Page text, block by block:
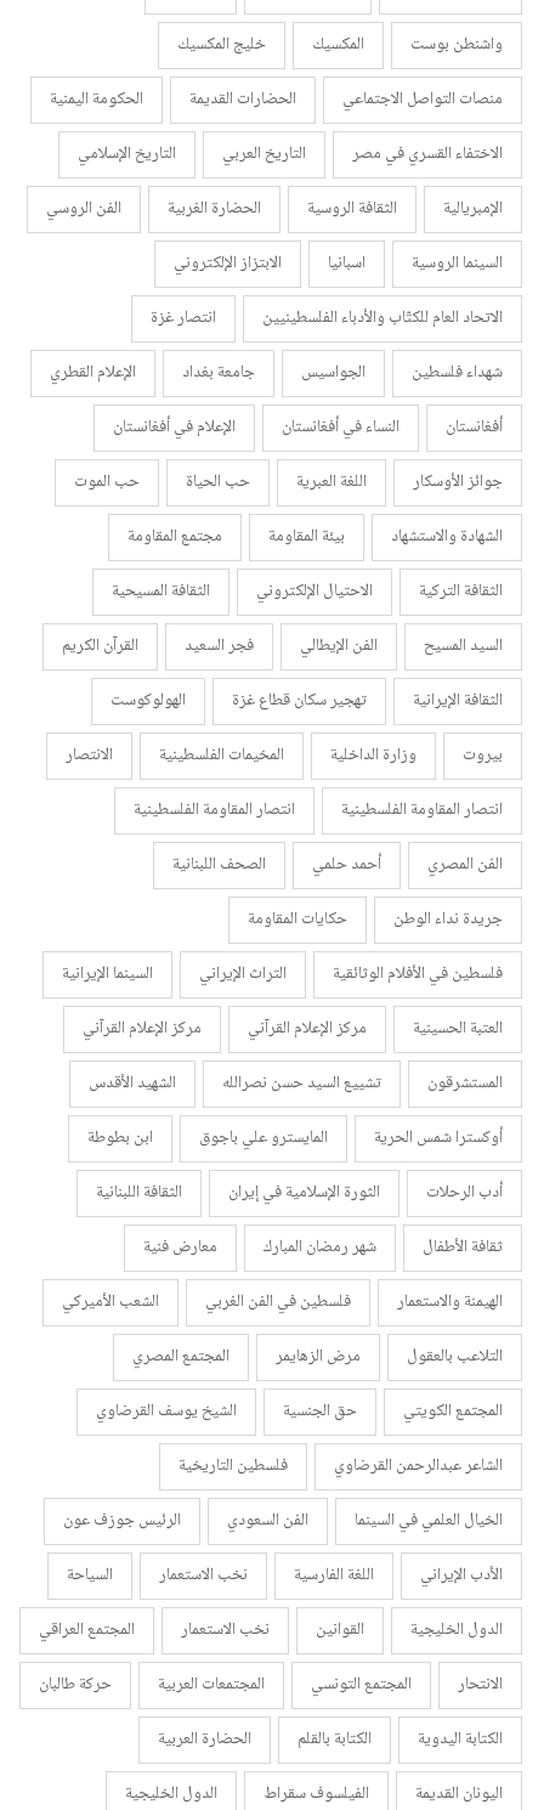
واشنطن بوست
المكسيك
خليج المكسيك
منصات التواصل الاجتماعي
الحضارات القديمة
الحكومة اليمنية
الاختفاء القسري في مصر
التاريخ العربي
التاريخ الإسلامي
الإمبريالية
الثقافة الروسية الحضارة الغربية
الفن الروسي
السينما الروسية
اسبانيا
الابتزاز الإلكتروني
الاتحاد العام للكتّاب والأدباء الفلسطينيين
انتصار غزة
شهداء فلسطين
الجواسيس جامعة بغداد
الإعلام القطري
أفغانستان
النساء في أفغانستان
الإعلام في أفغانستان
جوائز الأوسكار
اللغة العبرية حب الحياة
حب الموت
الشهادة والاستشهاد
بيئة المقاومة
مجتمع المقاومة
الثقافة التركية
الاحتيال الإلكتروني
الثقافة المسيحية
السيد المسيح
الفن الإيطالي فجر السعيد
القرآن الكريم
الثقافة الإيرانية
تهجير سكان قطاع غزة
الهولوكوست
بيروت
وزارة الداخلية المخيمات الفلسطينية
الانتصار
انتصار المقاومة الفلسطينية
انتصار المقاومة الفلسطينية
الفن المصري
أحمد حلمي
الصحف اللبنانية
جريدة نداء الوطن
حكايات المقاومة
فلسطين في الأفلام الوثائقية
التراث الإيراني
السينما الإيرانية
العتبة الحسينية
مركز الإعلام القرآني
مركز الإعلام القرآني
المستشرقون
تشييع السيد حسن نصرالله
الشهيد الأقدس
أوكسترا شمس الحرية
المايسترو علي باجوق
ابن بطوطة
أدب الرحلات
الثورة الإسلامية في إيران
الثقافة اللبنانية
ثقافة الأطفال
شهر رمضان المبارك
معارض فنية
الهيمنة والاستعمار
فلسطين في الفن الغربي
الشعب الأميركي
التلاعب بالعقول
مرض الزهايمر
المجتمع المصري
المجتمع الكويتي
حق الجنسية
الشيخ يوسف القرضاوي
الشاعر عبدالرحمن القرضاوي
فلسطين التاريخية
الخيال العلمي في السينما
الفن السعودي
الرئيس جوزف عون
الأدب الإيراني
اللغة الفارسية نخب الاستعمار
السياحة
الدول الخليجية
القوانين نخب الاستعمار
المجتمع العراقي
الانتحار
المجتمع التونسي المجتمعات العربية
حركة طالبان
الكتابة اليدوية
الكتابة بالقلم
الحضارة العربية
اليونان القديمة
الفيلسوف سقراط
الدول الخليجية